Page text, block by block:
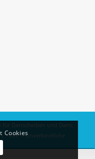
für Dartscheiben und Darts
*UVP = Unverbindliche
Cookies